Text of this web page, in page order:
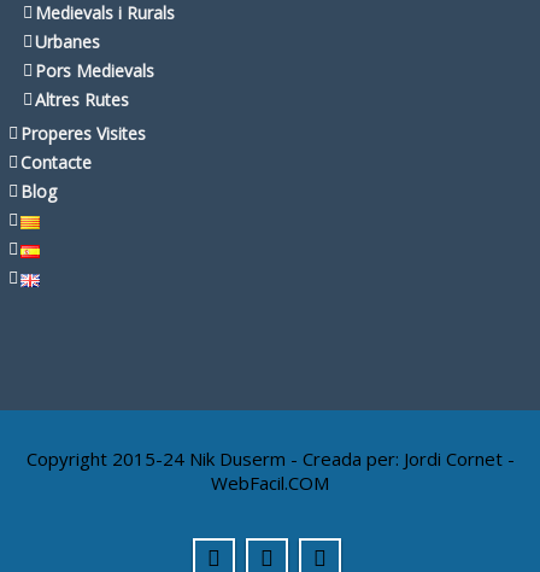
Medievals i Rurals
Urbanes
Pors Medievals
Altres Rutes
Properes Visites
Contacte
Blog
Copyright 2015-24 Nik Duserm - Creada per: Jordi Cornet -
WebFacil.COM